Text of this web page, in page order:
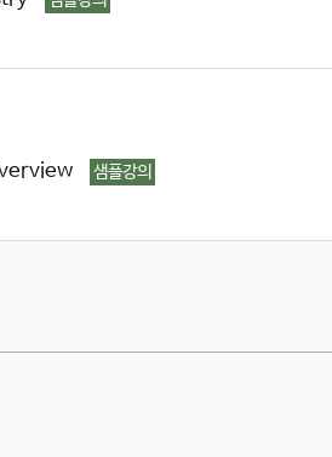
샘플강의